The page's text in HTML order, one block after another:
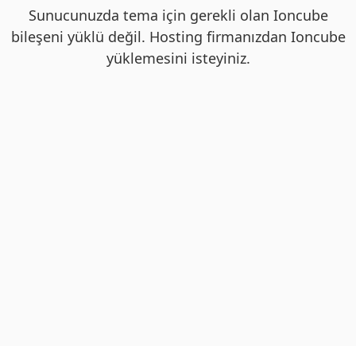
Sunucunuzda tema için gerekli olan Ioncube
bileşeni yüklü değil. Hosting firmanızdan Ioncube
yüklemesini isteyiniz.